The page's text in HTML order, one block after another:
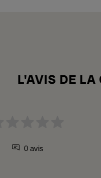
L'AVIS DE
0 avis